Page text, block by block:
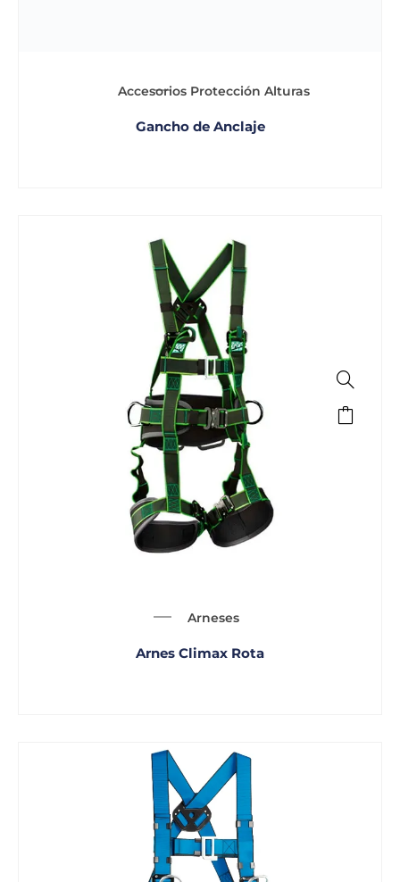
Accesorios Protección Alturas
Gancho de Anclaje
Arneses
Arnes Climax Rota